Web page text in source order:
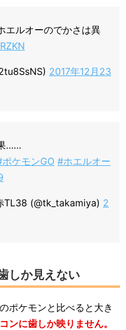
エルオーのでかさは異
2017年12月23
……
ケモンGO #ホエルオー
(@tk_takamiya) 2
しか見えない
ポケモンと比べると大き
ンに歯しか映りません。